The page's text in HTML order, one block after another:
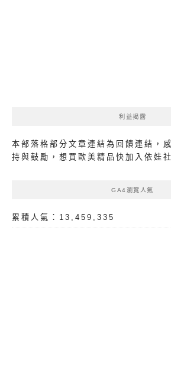
利益揭露
本部落格部分文章連結為回饋連結，
持與鼓勵，想買歐美精品 快加入依娃
GA4瀏覽人氣
累積人氣：13,459,335